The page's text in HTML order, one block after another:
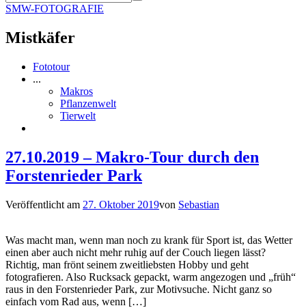
SMW-FOTOGRAFIE
Mistkäfer
Fototour
...
Makros
Pflanzenwelt
Tierwelt
27.10.2019 – Makro-Tour durch den
Forstenrieder Park
Veröffentlicht am 27. Oktober 2019von Sebastian
Was macht man, wenn man noch zu krank für Sport ist, das Wetter
einen aber auch nicht mehr ruhig auf der Couch liegen lässt?
Richtig, man frönt seinem zweitliebsten Hobby und geht
fotografieren. Also Rucksack gepackt, warm angezogen und „früh“
raus in den Forstenrieder Park, zur Motivsuche. Nicht ganz so
einfach vom Rad aus, wenn […]